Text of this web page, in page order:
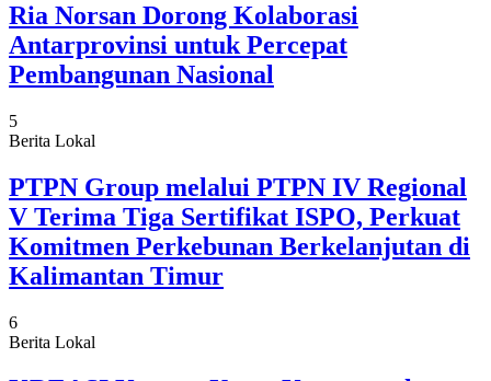
Ria Norsan Dorong Kolaborasi
Antarprovinsi untuk Percepat
Pembangunan Nasional
5
Berita Lokal
PTPN Group melalui PTPN IV Regional
V Terima Tiga Sertifikat ISPO, Perkuat
Komitmen Perkebunan Berkelanjutan di
Kalimantan Timur
6
Berita Lokal